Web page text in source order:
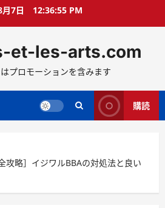
7日 12:36:57 PM
et-les-arts.com
プロモーションを含みます
購読
攻略］イジワルBBAの対処法と良い